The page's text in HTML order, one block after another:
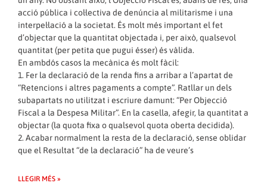
acció pública i col·lectiva de denúncia al militarisme i una
interpel·lació a la societat. És molt més important el fet
d’objectar que la quantitat objectada i, per això, qualsevol
quantitat (per petita que pugui ésser) és vàlida.
En ambdós casos la mecànica és molt fàcil:
1. Fer la declaració de la renda fins a arribar a l’apartat de
“Retencions i altres pagaments a compte”. Ratllar un dels
subapartats no utilitzat i escriure damunt: “Per Objecció
Fiscal a la Despesa Militar”. En la casella, afegir, la quantitat a
objectar (la quota fixa o qualsevol quota oberta decidida).
2. Acabar normalment la resta de la declaració, sense oblidar
que el Resultat “de la declaració” ha de veure’s
LLEGIR MÉS »